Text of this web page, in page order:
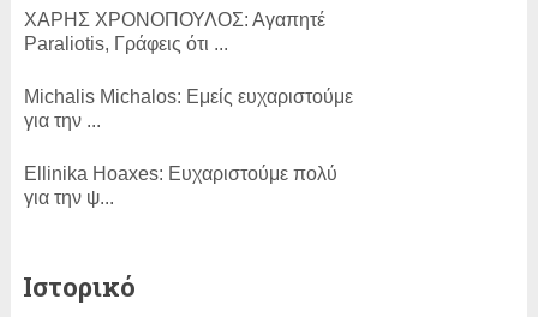
ΧΑΡΗΣ ΧΡΟΝΟΠΟΥΛΟΣ: Αγαπητέ
Paraliotis, Γράφεις ότι ...
Michalis Michalos: Εμείς ευχαριστούμε
για την ...
Εllinika Ηoaxes: Ευχαριστούμε πολύ
για την ψ...
Ιστορικό